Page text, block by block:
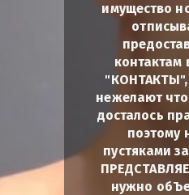
имущество
контактам
"КОНТАКТЫ",
нежелают
досталось
поэтому
пустяками
нужно